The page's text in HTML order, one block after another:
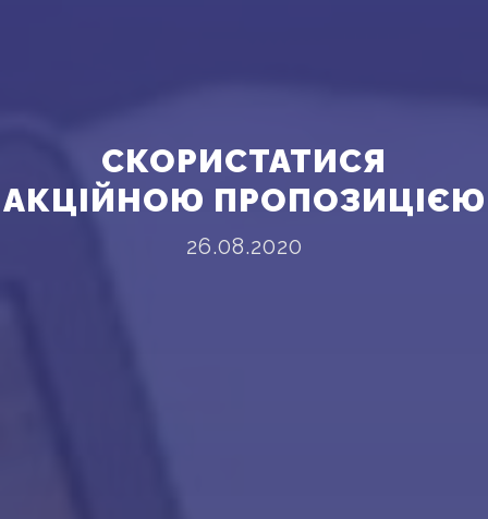
СКОРИСТАТИСЯ
АКЦІЙНОЮ ПРОПОЗИЦІЄЮ
26.08.2020